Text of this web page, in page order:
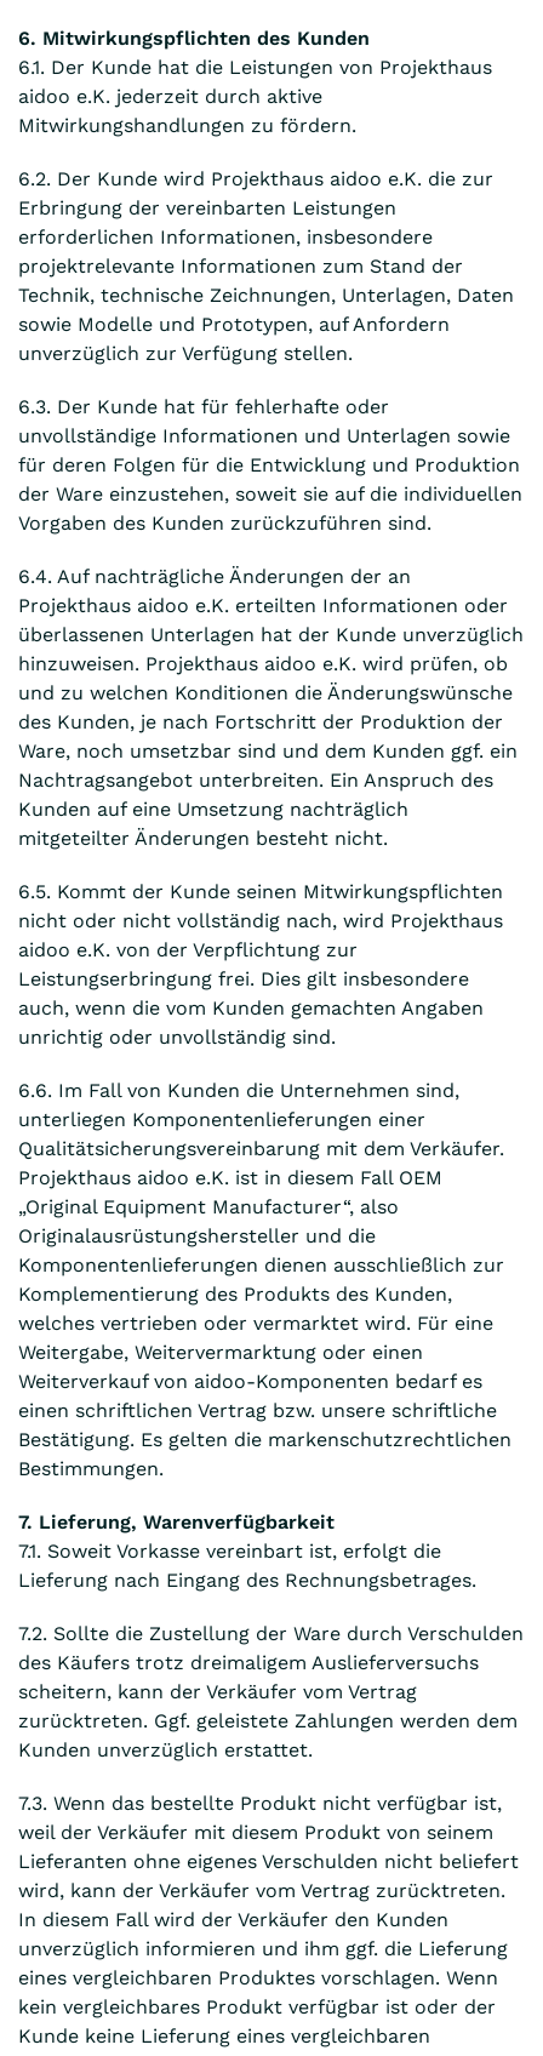
6. Mitwirkungspflichten des Kunden
6.1. Der Kunde hat die Leistungen von Projekthaus
aidoo e.K. jederzeit durch aktive
Mitwirkungshandlungen zu fördern.
6.2. Der Kunde wird Projekthaus aidoo e.K. die zur
Erbringung der vereinbarten Leistungen
erforderlichen Informationen, insbesondere
projektrelevante Informationen zum Stand der
Technik, technische Zeichnungen, Unterlagen, Daten
sowie Modelle und Prototypen, auf Anfordern
unverzüglich zur Verfügung stellen.
6.3. Der Kunde hat für fehlerhafte oder
unvollständige Informationen und Unterlagen sowie
für deren Folgen für die Entwicklung und Produktion
der Ware einzustehen, soweit sie auf die individuellen
Vorgaben des Kunden zurückzuführen sind.
6.4. Auf nachträgliche Änderungen der an
Projekthaus aidoo e.K. erteilten Informationen oder
überlassenen Unterlagen hat der Kunde unverzüglich
hinzuweisen. Projekthaus aidoo e.K. wird prüfen, ob
und zu welchen Konditionen die Änderungswünsche
des Kunden, je nach Fortschritt der Produktion der
Ware, noch umsetzbar sind und dem Kunden ggf. ein
Nachtragsangebot unterbreiten. Ein Anspruch des
Kunden auf eine Umsetzung nachträglich
mitgeteilter Änderungen besteht nicht.
6.5. Kommt der Kunde seinen Mitwirkungspflichten
nicht oder nicht vollständig nach, wird Projekthaus
aidoo e.K. von der Verpflichtung zur
Leistungserbringung frei. Dies gilt insbesondere
auch, wenn die vom Kunden gemachten Angaben
unrichtig oder unvollständig sind.
6.6. Im Fall von Kunden die Unternehmen sind,
unterliegen Komponentenlieferungen einer
Qualitätsicherungsvereinbarung mit dem Verkäufer.
Projekthaus aidoo e.K. ist in diesem Fall OEM
„Original Equipment Manufacturer“, also
Originalausrüstungshersteller und die
Komponentenlieferungen dienen ausschließlich zur
Komplementierung des Produkts des Kunden,
welches vertrieben oder vermarktet wird. Für eine
Weitergabe, Weitervermarktung oder einen
Weiterverkauf von aidoo-Komponenten bedarf es
einen schriftlichen Vertrag bzw. unsere schriftliche
Bestätigung. Es gelten die markenschutzrechtlichen
Bestimmungen.
7. Lieferung, Warenverfügbarkeit
7.1. Soweit Vorkasse vereinbart ist, erfolgt die
Lieferung nach Eingang des Rechnungsbetrages.
7.2. Sollte die Zustellung der Ware durch Verschulden
des Käufers trotz dreimaligem Auslieferversuchs
scheitern, kann der Verkäufer vom Vertrag
zurücktreten. Ggf. geleistete Zahlungen werden dem
Kunden unverzüglich erstattet.
7.3. Wenn das bestellte Produkt nicht verfügbar ist,
weil der Verkäufer mit diesem Produkt von seinem
Lieferanten ohne eigenes Verschulden nicht beliefert
wird, kann der Verkäufer vom Vertrag zurücktreten.
In diesem Fall wird der Verkäufer den Kunden
unverzüglich informieren und ihm ggf. die Lieferung
eines vergleichbaren Produktes vorschlagen. Wenn
kein vergleichbares Produkt verfügbar ist oder der
Kunde keine Lieferung eines vergleichbaren